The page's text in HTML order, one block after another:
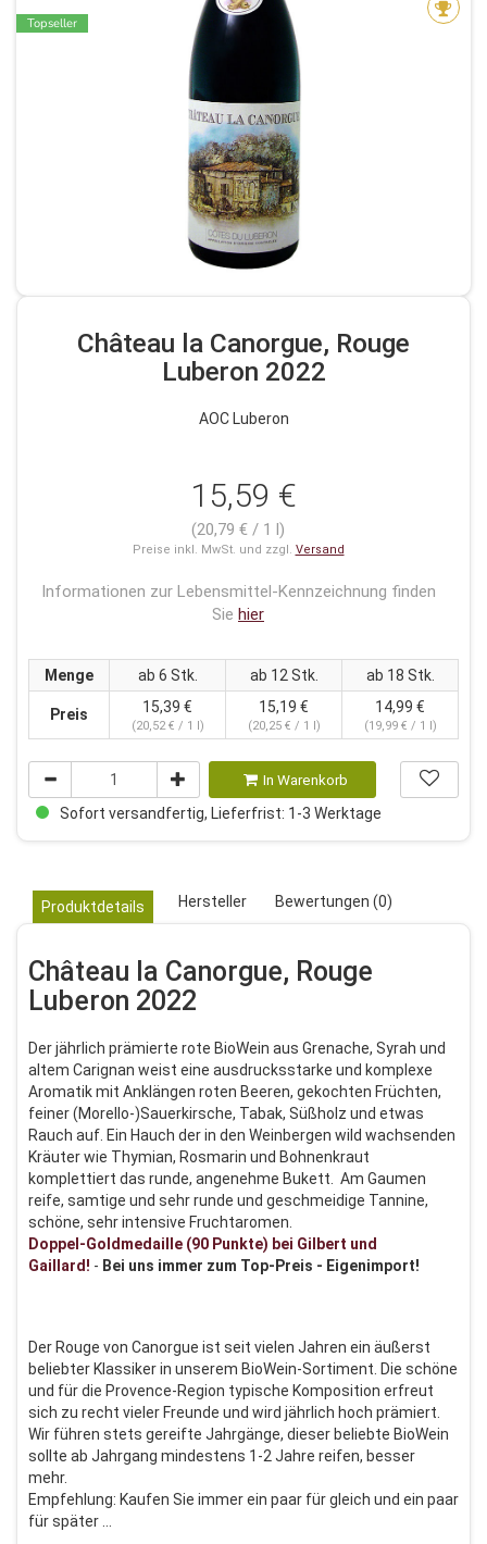
Topseller
Château la Canorgue, Rouge
Luberon 2022
AOC Luberon
15,59 €
(20,79 € / 1 l)
Preise inkl. MwSt. und zzgl. Versand
Informationen zur Lebensmittel-Kennzeichnung finden
Sie hier
Menge ab 6 Stk. ab 12 Stk. ab 18 Stk.
Preis 15,39 €
(20,52 € / 1 l)
15,19 €
(20,25 € / 1 l)
14,99 €
(19,99 € / 1 l)
In Warenkorb
Sofort versandfertig, Lieferfrist: 1-3 Werktage
Produktdetails Hersteller Bewertungen (0)
Château la Canorgue, Rouge
Luberon 2022
Der jährlich prämierte rote BioWein aus Grenache, Syrah und
altem Carignan weist eine ausdrucksstarke und komplexe
Aromatik mit Anklängen roten Beeren, gekochten Früchten,
feiner (Morello-)Sauerkirsche, Tabak, Süßholz und etwas
Rauch auf. Ein Hauch der in den Weinbergen wild wachsenden
Kräuter wie Thymian, Rosmarin und Bohnenkraut
komplettiert das runde, angenehme Bukett. Am Gaumen
reife, samtige und sehr runde und geschmeidige Tannine,
schöne, sehr intensive Fruchtaromen.
Doppel-Goldmedaille (90 Punkte) bei Gilbert und
Gaillard! - Bei uns immer zum Top-Preis - Eigenimport!
Der Rouge von Canorgue ist seit vielen Jahren ein äußerst
beliebter Klassiker in unserem BioWein-Sortiment. Die schöne
und für die Provence-Region typische Komposition erfreut
sich zu recht vieler Freunde und wird jährlich hoch prämiert.
Wir führen stets gereifte Jahrgänge, dieser beliebte BioWein
sollte ab Jahrgang mindestens 1-2 Jahre reifen, besser
mehr.
Empfehlung: Kaufen Sie immer ein paar für gleich und ein paar
für später …